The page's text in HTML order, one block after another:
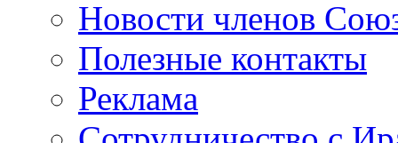
Новости членов
Полезные контакты
Реклама